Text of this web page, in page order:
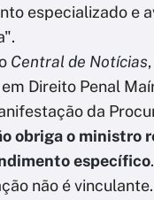
especializado e
Central de Notícias
Direito Penal
da
obriga o ministro
específico
não é